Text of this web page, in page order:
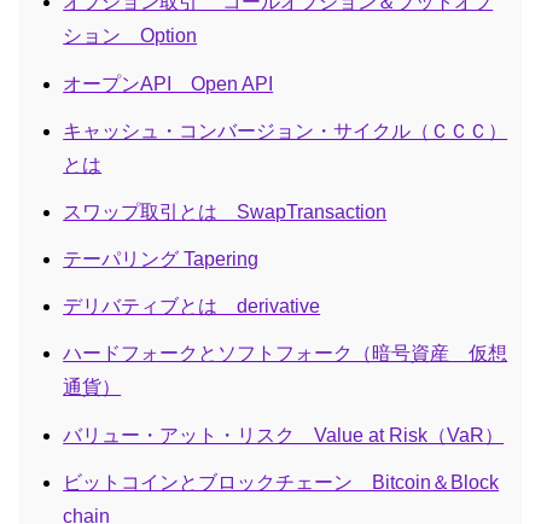
ション Option
オープンAPI Open API
キャッシュ・コンバージョン・サイクル（ＣＣＣ）
とは
スワップ取引とは SwapTransaction
テーパリング Tapering
デリバティブとは derivative
ハードフォークとソフトフォーク（暗号資産 仮想
通貨）
バリュー・アット・リスク Value at Risk（VaR）
ビットコインとブロックチェーン Bitcoin＆Block
chain